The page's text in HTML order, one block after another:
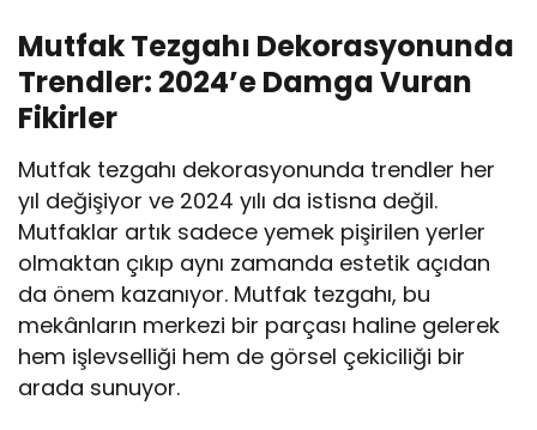
Mutfak Tezgahı Dekorasyonunda
Trendler: 2024’e Damga Vuran
Fikirler
Mutfak tezgahı dekorasyonunda trendler her
yıl değişiyor ve 2024 yılı da istisna değil.
Mutfaklar artık sadece yemek pişirilen yerler
olmaktan çıkıp aynı zamanda estetik açıdan
da önem kazanıyor. Mutfak tezgahı, bu
mekânların merkezi bir parçası haline gelerek
hem işlevselliği hem de görsel çekiciliği bir
arada sunuyor.